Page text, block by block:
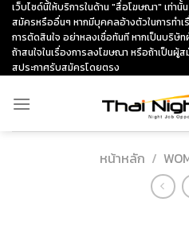
Skip
content
เว็บไซด์นี้ให้บริการในด้าน "สื่อโฆษณา" เท่า
สมัครหรืออื่นๆ หากมีบุคคลอ้างตัวในการท
การตัดสินใจ อย่าหลงเชื่อทันที หากเป็นบริษั
ถ้าสนใจในเรื่องการลงโฆษณา หรือถ้าเป็น
สประกาศรับสมัครโดยตรง
หน้าหลัก /